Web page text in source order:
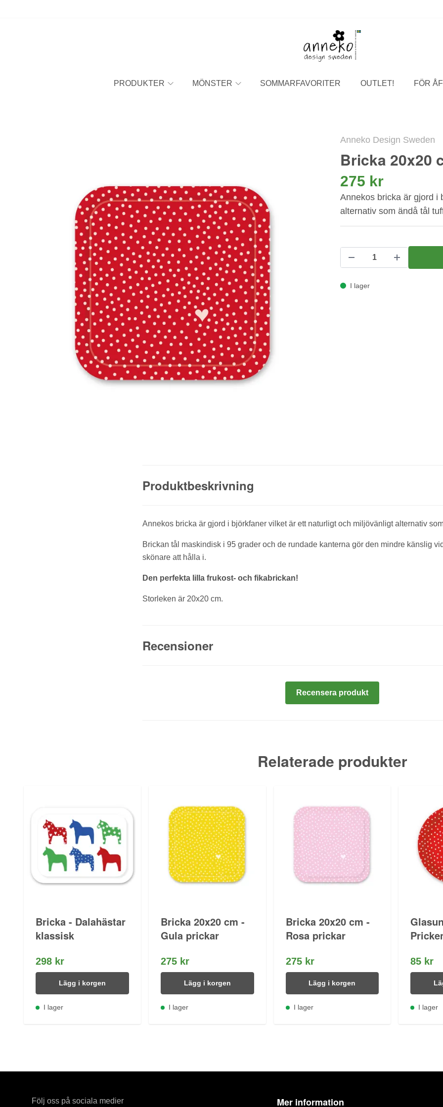
PRODUKTER MÖNSTER SOMMARFAVORITER OUTLET! FÖR ÅF
Anneko Design Sweden
Bricka 20x20
275 kr
Annekos bricka är gjord i
alternativ som ändå tål
I lager
Produktbeskrivning
Annekos bricka är gjord i björkfaner vilket är ett naturligt och miljövänligt alternativ
Brickan tål maskindisk i 95 grader och de rundade kanterna gör den mindre känslig
skönare att hålla i.
Den perfekta lilla frukost- och fikabrickan!
Storleken är 20x20 cm.
Recensioner
Recensera produkt
Relaterade produkter
Bricka - Dalahästar
klassisk
298 kr
Lägg i korgen
I lager
Bricka 20x20 cm -
Gula prickar
275 kr
Lägg i korgen
I lager
Bricka 20x20 cm -
Rosa prickar
275 kr
Lägg i korgen
I lager
85 kr
I lager
Följ oss på sociala medier Mer information